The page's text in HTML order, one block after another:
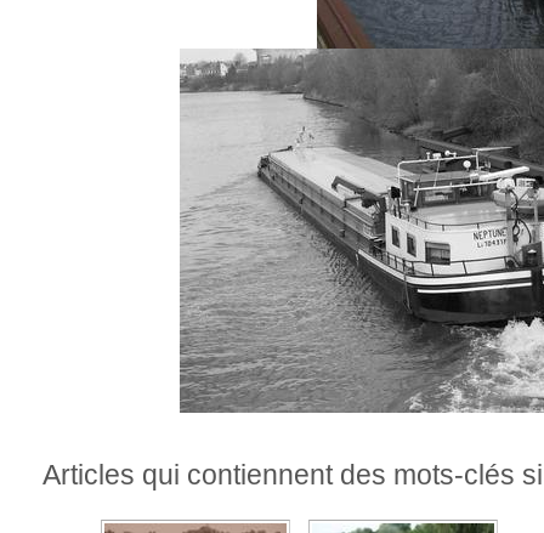
Articles qui contiennent des mots-clés